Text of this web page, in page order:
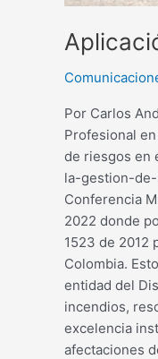
Por Carlos
Profesional
de riesgos en
la-gestion-de-
Conferencia
2022 donde
1523 de 2012
Colombia.
entidad del
incendios,
excelencia
afectaciones